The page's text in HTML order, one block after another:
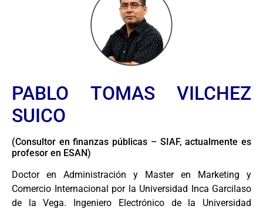
PABLO TOMAS VILCHEZ
SUICO
(Consultor en finanzas públicas – SIAF, actualmente es
profesor en ESAN)
Doctor en Administración y Master en Marketing y
Comercio Internacional por la Universidad Inca Garcilaso
de la Vega. Ingeniero Electrónico de la Universidad